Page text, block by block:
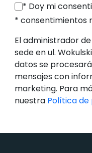
* Doy mi consentimiento para que SONEL S.A., con sede en ul. Wokulskiego 11, 58-100 Świdnica, procese mis datos personales
* consentimientos
El administrador de
sede en ul.
datos se
mensajes con
marketing. Para
nuestra Política